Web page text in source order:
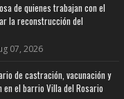
de quienes trabajan con el
la reconstrucción del
07, 2026
de castración, vacunación y
en el barrio Villa del Rosario